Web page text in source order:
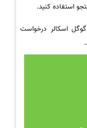
گوگل اسکالر درخواست